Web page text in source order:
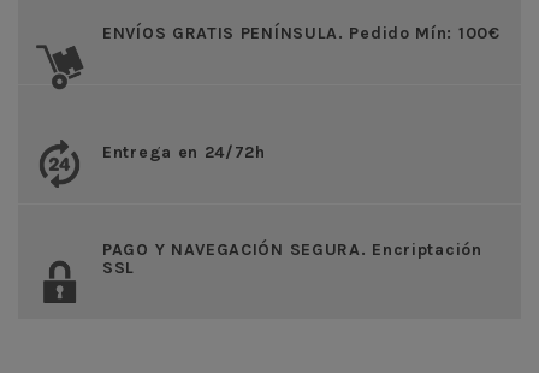
ENVÍOS GRATIS PENÍNSULA. Pedido Mín: 100€
Entrega en 24/72h
PAGO Y NAVEGACIÓN SEGURA. Encriptación
SSL